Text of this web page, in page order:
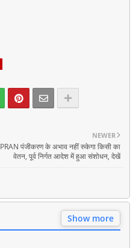
NEWER
PRAN पंजीकरण के अभाव नहीं रुकेगा किसी का
वेतन, पूर्व निर्गत आदेश में हुआ संशोधन, देखें
Show more